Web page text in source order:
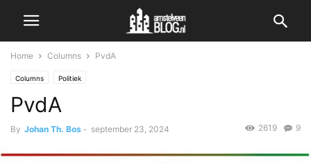
Home Columns PvdA
Columns Politiek
PvdA
By Johan Th. Bos - september 23, 2024 9
2619